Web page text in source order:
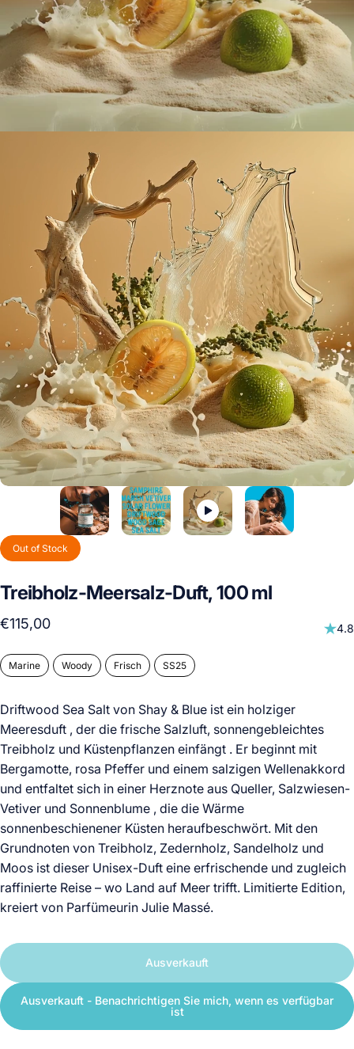
Out of Stock
Treibholz-Meersalz-Duft, 100ml
€115,00 4.8
Marine Woody Frisch SS25
Driftwood Sea Salt von Shay & Blue ist ein holziger
Meeresduft , der die frische Salzluft, sonnengebleichtes
Treibholz und Küstenpflanzen einfängt . Er beginnt mit
Bergamotte, rosa Pfeffer und einem salzigen Wellenakkord
und entfaltet sich in einer Herznote aus Queller, Salzwiesen-
Vetiver und Sonnenblume , die die Wärme
sonnenbeschienener Küsten heraufbeschwört. Mit den
Grundnoten von Treibholz, Zedernholz, Sandelholz und
Moos ist dieser Unisex-Duft eine erfrischende und zugleich
raffinierte Reise – wo Land auf Meer trifft. Limitierte Edition,
kreiert von Parfümeurin Julie Massé.
Ausverkauft
Ausverkauft - Benachrichtigen Sie mich, wenn es verfügbar
ist